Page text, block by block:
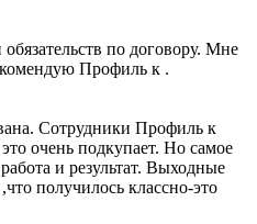
по договору. Мне
Профиль к .
Сотрудники Профиль к
очень подкупает. Но самое
и результат. Выходные
получилось классно-это